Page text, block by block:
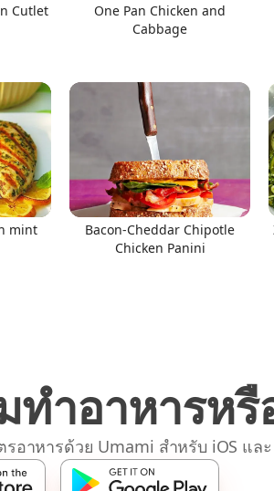
Cutlet
One Pan Chicken and
Cabbage
mint
Bacon-Cheddar Chipotle
Chicken Panini
ทำอาหารหรื
อาหารด้วย Umami สำหรับ iOS แล